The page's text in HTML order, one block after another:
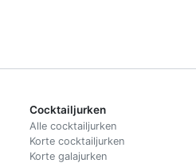
Cocktailjurken
Alle cocktailjurken
Korte cocktailjurken
Korte galajurken